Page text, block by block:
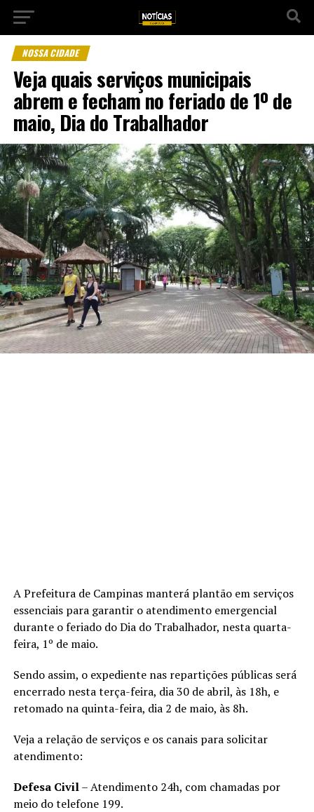
NOSSA CIDADE
Veja quais serviços municipais
abrem e fecham no feriado de 1º de
maio, Dia do Trabalhador
A Prefeitura de Campinas manterá plantão em serviços
essenciais para garantir o atendimento emergencial
durante o feriado do Dia do Trabalhador, nesta quarta-
feira, 1º de maio.
Sendo assim, o expediente nas repartições públicas será
encerrado nesta terça-feira, dia 30 de abril, às 18h, e
retomado na quinta-feira, dia 2 de maio, às 8h.
Veja a relação de serviços e os canais para solicitar
atendimento:
Defesa Civil– Atendimento 24h, com chamadas por
meio do telefone 199.